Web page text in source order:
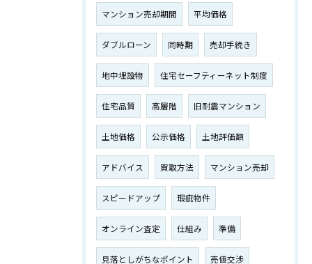
マンション売却期間 平均価格
ダブルローン 同時期 売却手続き
地中埋設物 住宅セーフティーネット制度
住宅品質 高層階 旧耐震マンション
土地価格 公示価格 土地評価額
アドバイス 買取方法 マンション売却
スピードアップ 瑕疵物件
オンライン査定 仕組み 準備
見落としがちなポイント 売値交渉